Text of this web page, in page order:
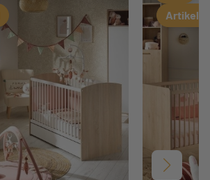
Weiter